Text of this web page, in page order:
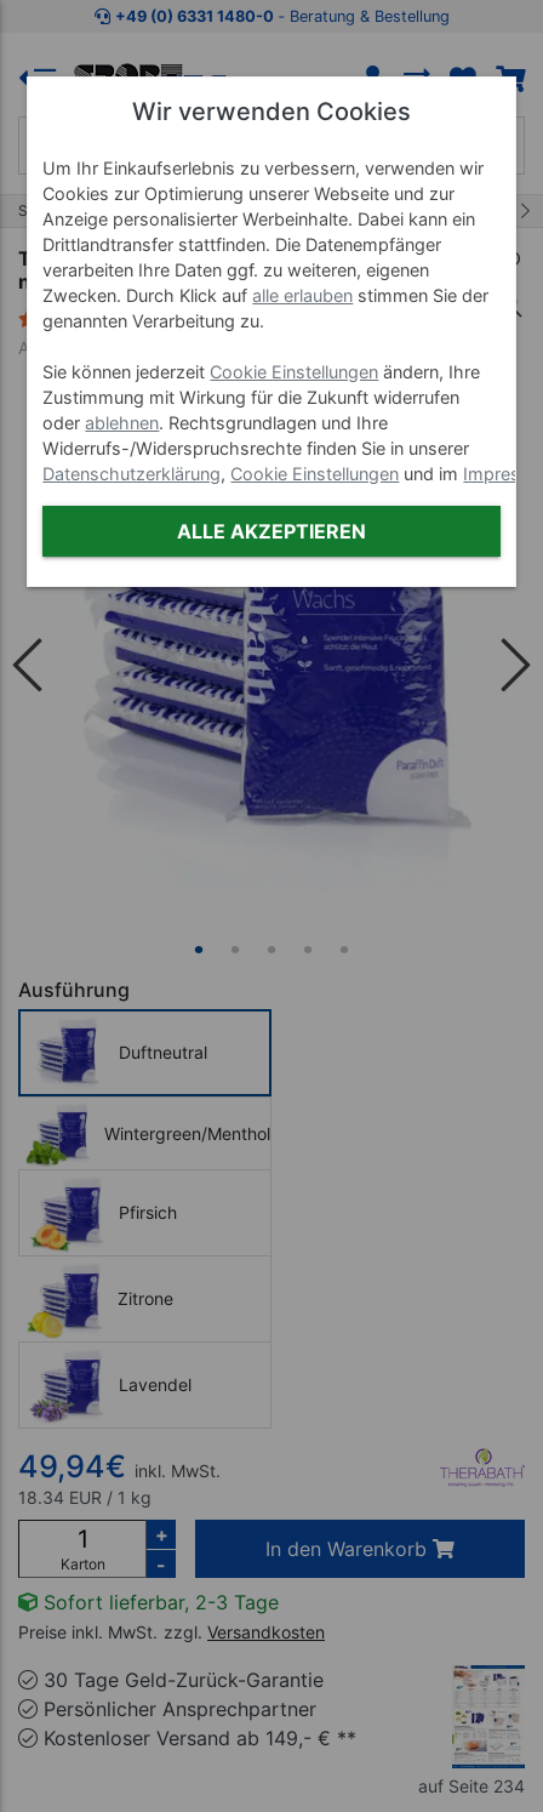
Zum Kaufbereich springen Zur Produktbeschreibung
+49 (0) 6331 1480-0 ‐ Beratung & Bestellung
Start Paraffin Paraffin Wachs
Therabath PRO Paraffin 6 Beutel à 454 g,
neutral
28 Bewertungen
Art-Nr. 29146
Ausführung
Duftneutral
Wintergreen/Menthol
Pfirsich
Zitrone
Lavendel
49,94€ inkl. MwSt.
18.34 EUR / 1 kg
Karton
+
-
In den Warenkorb
Sofort lieferbar, 2-3 Tage
Preise inkl. MwSt. zzgl. Versandkosten
30 Tage Geld-Zurück-Garantie
Persönlicher Ansprechpartner
Kostenloser Versand ab 149,- € **
auf Seite 234
Wir verwenden Cookies
Um Ihr Einkaufserlebnis zu verbessern, verwenden wir
Cookies zur Optimierung unserer Webseite und zur
Anzeige personalisierter Werbeinhalte. Dabei kann ein
Drittlandtransfer stattfinden. Die Datenempfänger
verarbeiten Ihre Daten ggf. zu weiteren, eigenen
Zwecken. Durch Klick aufalle erlauben stimmen Sie der
genannten Verarbeitung zu.
Sie können jederzeit Cookie Einstellungen ändern, Ihre
Zustimmung mit Wirkung für die Zukunft widerrufen
oderablehnen. Rechtsgrundlagen und Ihre
Widerrufs-/Widerspruchsrechte finden Sie in unserer
Datenschutzerklärung, Cookie Einstellungen und im
ALLE AKZEPTIEREN